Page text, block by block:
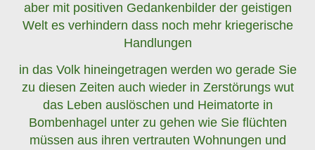
aber mit positiven Gedankenbilder der geistigen
Welt es verhindern dass noch mehr kriegerische
Handlungen
in das Volk hineingetragen werden wo gerade Sie
zu diesen Zeiten auch wieder in Zerstörungs wut
das Leben auslöschen und Heimatorte in
Bombenhagel unter zu gehen wie Sie flüchten
müssen aus ihren vertrauten Wohnungen und